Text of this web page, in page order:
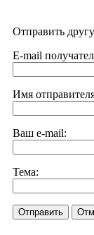
Отправить
E-mail
Имя
Ваш e-mail:
Тема:
Отправить